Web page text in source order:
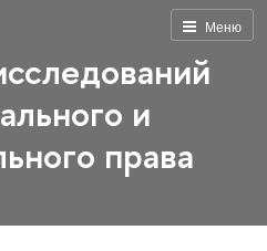
Меню
и
права